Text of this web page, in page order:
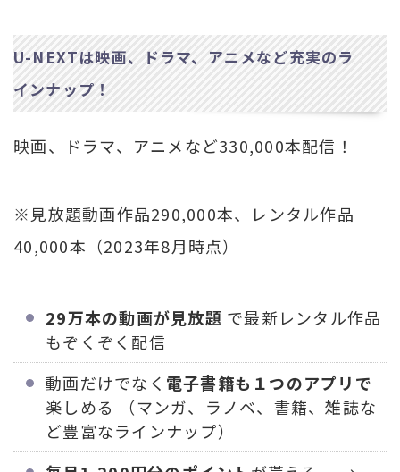
U-NEXTは映画、ドラマ、アニメなど充実のラ
インナップ！
映画、ドラマ、アニメなど330,000本配信！
※見放題動画作品290,000本、レンタル作品
40,000本（2023年8月時点）
29万本の動画が見放題 で最新レンタル作品
もぞくぞく配信
動画だけでなく 電子書籍も１つのアプリで
楽しめる （マンガ、ラノベ、書籍、雑誌な
ど豊富なラインナップ）